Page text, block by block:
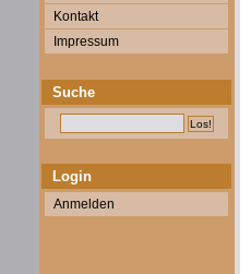
Kontakt
Impressum
Suche
Login
Anmelden